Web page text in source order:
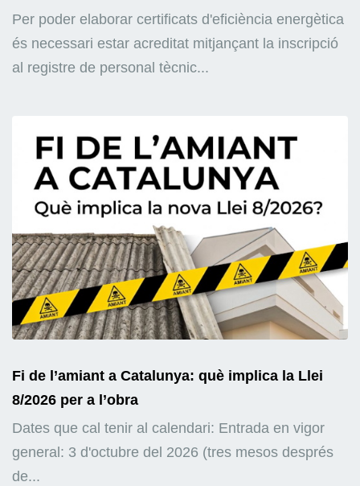
Per poder elaborar certificats d'eficiència energètica
és necessari estar acreditat mitjançant la inscripció
al registre de personal tècnic...
Fi de l’amiant a Catalunya: què implica la Llei
8/2026 per a l’obra
Dates que cal tenir al calendari: Entrada en vigor
general: 3 d'octubre del 2026 (tres mesos després
de...